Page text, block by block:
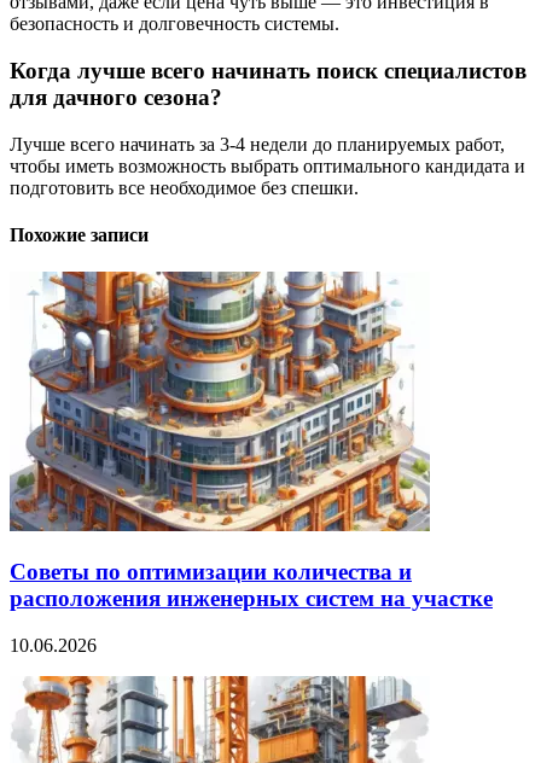
безопасность и долговечность системы.
Когда лучше всего начинать поиск специалистов
для дачного сезона?
Лучше всего начинать за 3-4 недели до планируемых работ,
чтобы иметь возможность выбрать оптимального кандидата и
подготовить все необходимое без спешки.
Похожие записи
Советы по оптимизации количества и
расположения инженерных систем на участке
10.06.2026